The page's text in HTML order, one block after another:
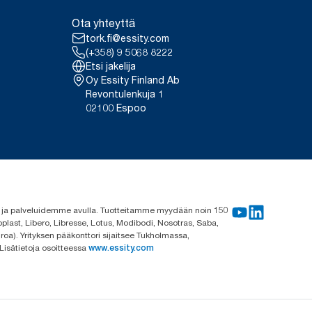
Ota yhteyttä
tork.fi@essity.com
(+358) 9 5068 8222
Etsi jakelija
Oy Essity Finland Ab
Revontulenkuja 1
02100 Espoo
palveluidemme avulla. Tuotteitamme myydään noin 150
Libero, Libresse, Lotus, Modibodi, Nosotras, Saba,
Yrityksen pääkonttori sijaitsee Tukholmassa,
osoitteessa www.essity.com